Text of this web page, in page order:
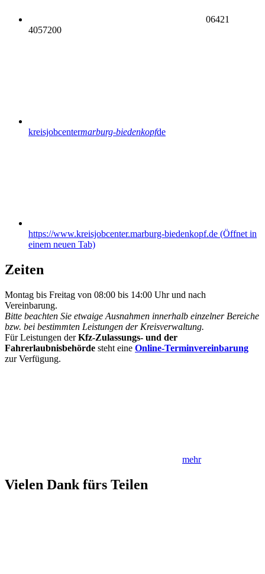
06421
4057200
kreisjobcentermarburg-biedenkopfde
https://www.kreisjobcenter.marburg-biedenkopf.de (Öffnet in
einem neuen Tab)
Zeiten
Montag bis Freitag von 08:00 bis 14:00 Uhr und nach
Vereinbarung.
Bitte beachten Sie etwaige Ausnahmen innerhalb einzelner Bereiche
bzw. bei bestimmten Leistungen der Kreisverwaltung.
Für Leistungen derKfz-Zulassungs- und der
Fahrerlaubnisbehörde steht eine Online-Terminvereinbarung
zur Verfügung.
mehr
Vielen Dank fürs Teilen